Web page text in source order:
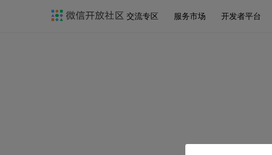
交流专区 服务市场 开发者平台